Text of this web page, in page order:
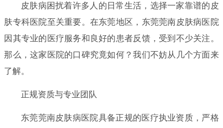
皮肤病困扰着许多人的日常生活，选择一家靠谱的皮
肤专科医院至关重要。在东莞地区，东莞莞南皮肤病医院
因其专业的医疗服务和良好的患者反馈，受到不少关注。
那么，这家医院的口碑究竟如何？我们不妨从几个方面来
了解。
正规资质与专业团队
东莞莞南皮肤病医院具备正规的医疗执业资质，严格